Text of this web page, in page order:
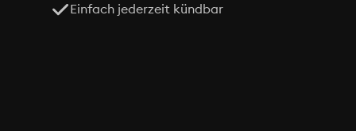
Einfach jederzeit kündbar